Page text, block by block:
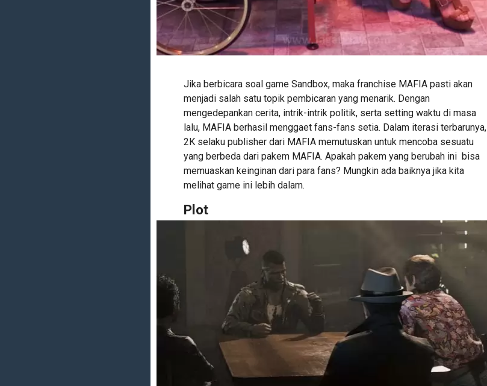
Jika berbicara soal game Sandbox, maka franchise MAFIA pasti akan
menjadi salah satu topik pembicaran yang menarik. Dengan
mengedepankan cerita, intrik-intrik politik, serta setting waktu di masa
lalu, MAFIA berhasil menggaet fans-fans setia. Dalam iterasi terbarunya,
2K selaku publisher dari MAFIA memutuskan untuk mencoba sesuatu
yang berbeda dari pakem MAFIA. Apakah pakem yang berubah ini bisa
memuaskan keinginan dari para fans? Mungkin ada baiknya jika kita
melihat game ini lebih dalam.
Plot